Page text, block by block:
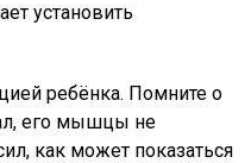
установить
ребёнка. Помните о
его мышцы не
как может показаться